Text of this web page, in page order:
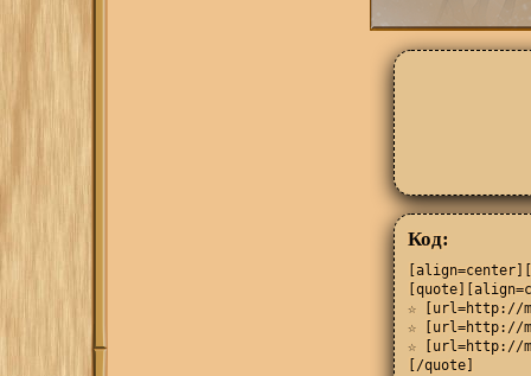
Код:
☆ [url=http://
☆ [url=http://
☆ [url=http://
[/quote]